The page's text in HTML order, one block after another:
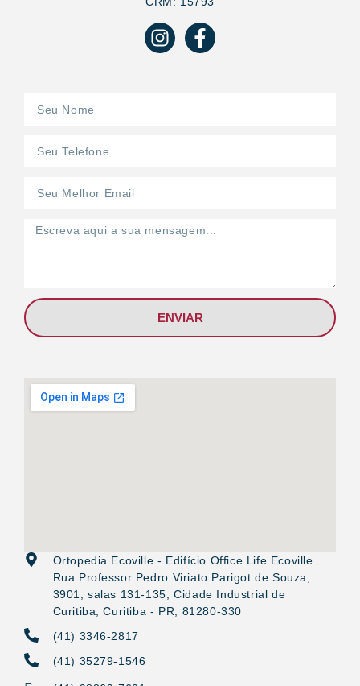
ENVIAR
Ortopedia Ecoville - Edifício Office Life Ecoville
Rua Professor Pedro Viriato Parigot de Souza,
3901, salas 131-135, Cidade Industrial de
Curitiba, Curitiba - PR, 81280-330
(41) 3346-2817
(41) 35279-1546